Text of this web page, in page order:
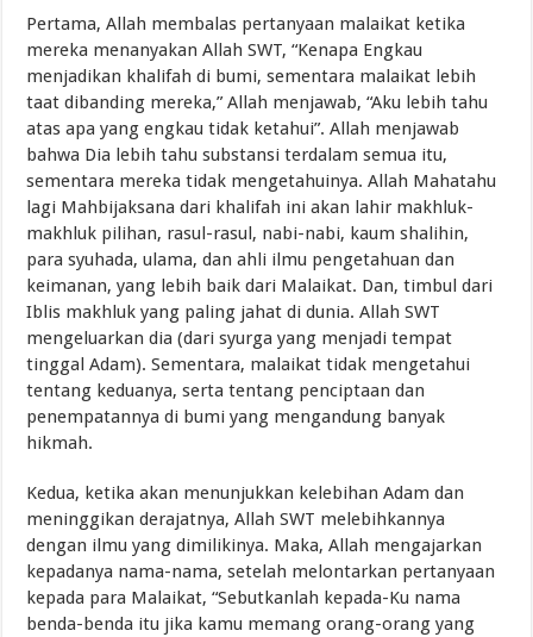
Pertama, Allah membalas pertanyaan malaikat ketika
mereka menanyakan Allah SWT, “Kenapa Engkau
menjadikan khalifah di bumi, sementara malaikat lebih
taat dibanding mereka,” Allah menjawab, “Aku lebih tahu
atas apa yang engkau tidak ketahui”. Allah menjawab
bahwa Dia lebih tahu substansi terdalam semua itu,
sementara mereka tidak mengetahuinya. Allah Mahatahu
lagi Mahbijaksana dari khalifah ini akan lahir makhluk-
makhluk pilihan, rasul-rasul, nabi-nabi, kaum shalihin,
para syuhada, ulama, dan ahli ilmu pengetahuan dan
keimanan, yang lebih baik dari Malaikat. Dan, timbul dari
Iblis makhluk yang paling jahat di dunia. Allah SWT
mengeluarkan dia (dari syurga yang menjadi tempat
tinggal Adam). Sementara, malaikat tidak mengetahui
tentang keduanya, serta tentang penciptaan dan
penempatannya di bumi yang mengandung banyak
hikmah.
Kedua, ketika akan menunjukkan kelebihan Adam dan
meninggikan derajatnya, Allah SWT melebihkannya
dengan ilmu yang dimilikinya. Maka, Allah mengajarkan
kepadanya nama-nama, setelah melontarkan pertanyaan
kepada para Malaikat, “Sebutkanlah kepada-Ku nama
benda-benda itu jika kamu memang orang-orang yang